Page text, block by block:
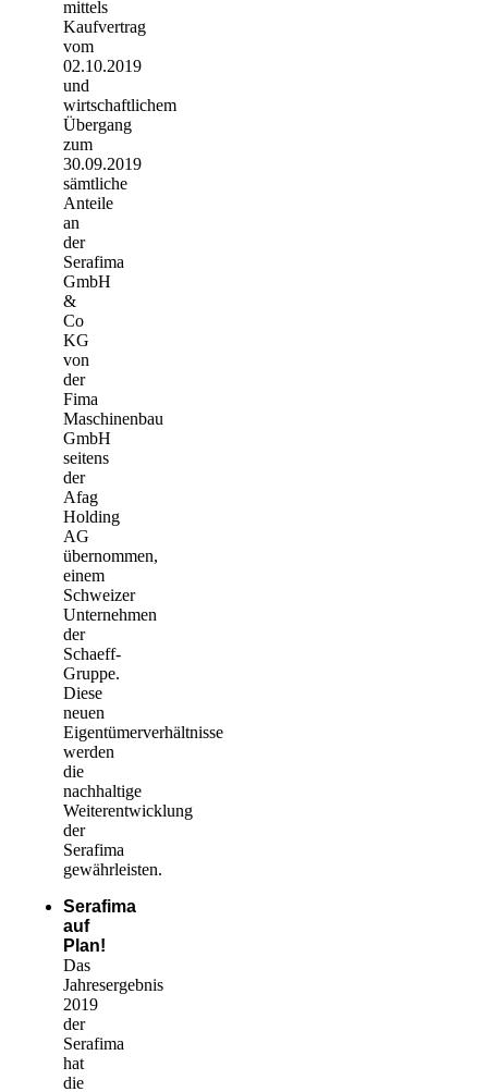
mittels
Kaufvertrag
vom
02.10.2019
und
wirtschaftlichem
Übergang
zum
30.09.2019
sämtliche
Anteile
an
der
Serafima
GmbH
&
Co
KG
von
der
Fima
Maschinenbau
GmbH
seitens
der
Afag
Holding
AG
übernommen,
einem
Schweizer
Unternehmen
der
Schaeff-
Gruppe.
Diese
neuen
Eigentümerverhältnisse
werden
die
nachhaltige
Weiterentwicklung
der
Serafima
gewährleisten.
Serafima
auf
Plan!
Das
Jahresergebnis
2019
der
Serafima
hat
die